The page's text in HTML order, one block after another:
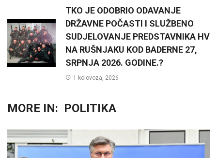
TKO JE ODOBRIO ODAVANJE
DRŽAVNE POČASTI I SLUŽBENO
SUDJELOVANJE PREDSTAVNIKA HV
NA RUŠNJAKU KOD BADERNE 27,
SRPNJA 2026. GODINE.?
1 kolovoza, 2026
MORE IN: POLITIKA